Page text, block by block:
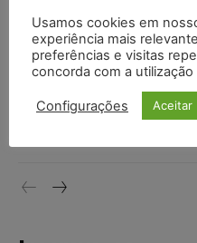
novos para pessoas com
níveis
DIREITO TRIBUTÁRIO 07/08/2026
Justiça do Trabalho
vendia canetas
Usamos cookies em
experiência mais
preferências e visitas
concorda com a
Configurações Aceitar